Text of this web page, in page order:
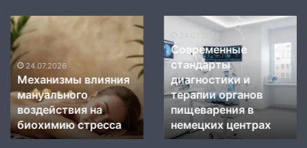
Механизмы
влияния
мануального
воздействия
на
биохимию
стресса
24.07.2026
Механизмы влияния
мануального
воздействия на
биохимию стресса
Современные
диагностики
терапии
органов
пищеварения
немецких
24.07.2026
Современные
стандарты
диагностики и
терапии органов
пищеварения в
немецких центрах